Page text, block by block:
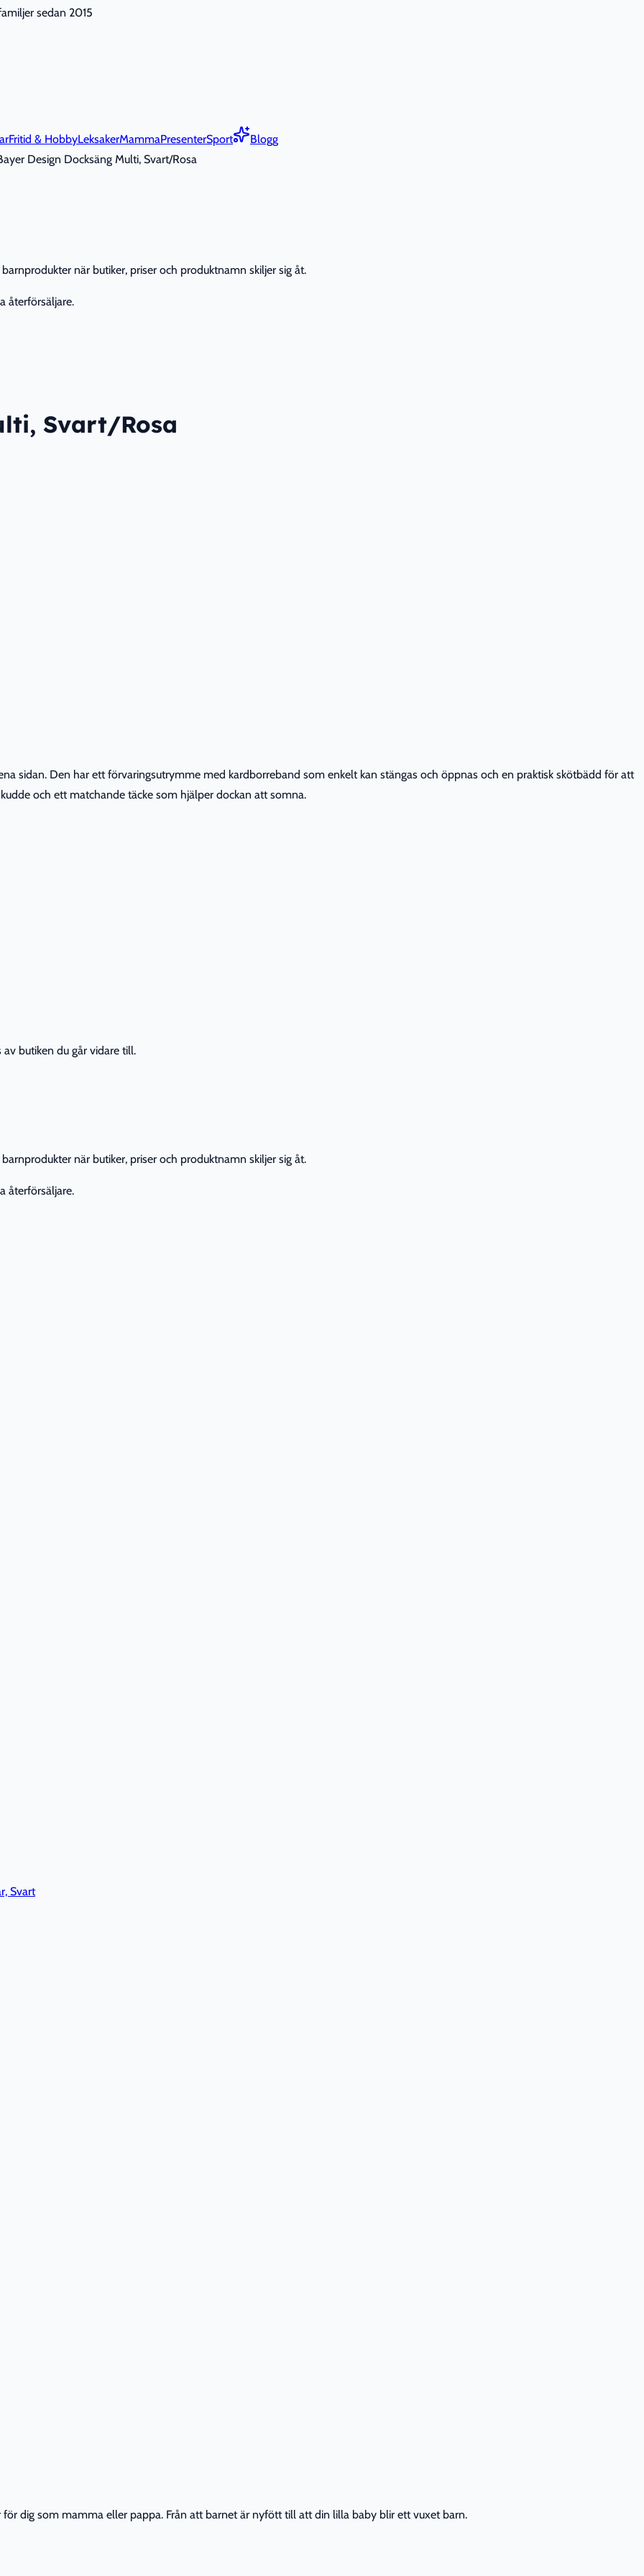
sedan 2015
Fritid & HobbyLeksakerMammaPresenterSport
Blogg
Design Docksäng Multi, Svart/Rosa
när butiker, priser och produktnamn skiljer sig åt.
återförsäljare.
Svart/Rosa
sidan. Den har ett förvaringsutrymme med kardborreband som enkelt kan stängas och öppnas och en praktisk skötbädd för att
och ett matchande täcke som hjälper dockan att somna.
butiken du går vidare till.
när butiker, priser och produktnamn skiljer sig åt.
återförsäljare.
Svart
dig som mamma eller pappa. Från att barnet är nyfött till att din lilla baby blir ett vuxet barn.